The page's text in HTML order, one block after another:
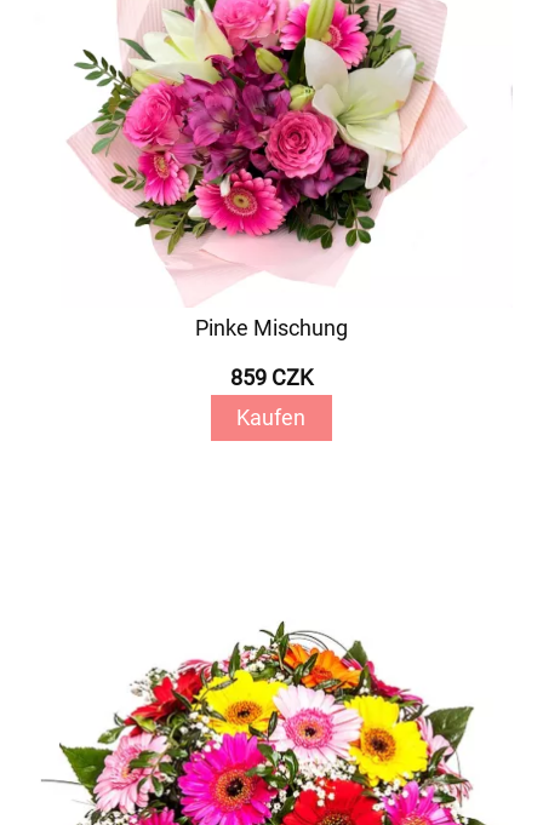
Pinke Mischung
859 CZK
Kaufen